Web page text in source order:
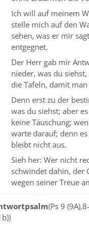
Ich will auf meinem
stelle mich auf den
sehen, was er mir
entgegnet.
Der Herr gab mir
nieder, was du
die Tafeln, damit
Denn erst zu der
was du siehst; aber
keine Täuschung;
warte darauf; denn
bleibt nicht aus.
Sieh her: Wer nicht
schwindet dahin, der
wegen seiner Treue
(Ps 9